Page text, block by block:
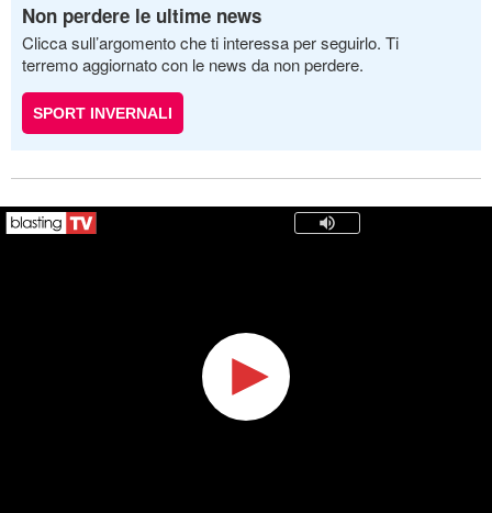
Non perdere le ultime news
Clicca sull’argomento che ti interessa per seguirlo. Ti
terremo aggiornato con le news da non perdere.
SPORT INVERNALI